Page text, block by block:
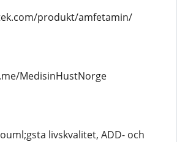
produkt/amfetamin/
MedisinHustNorge
livskvalitet, ADD- och